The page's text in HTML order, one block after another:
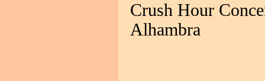
Crush Hour
Alhambra